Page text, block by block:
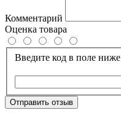
Комментарий
Оценка товара
Введите код в поле ниже
Отправить отзыв